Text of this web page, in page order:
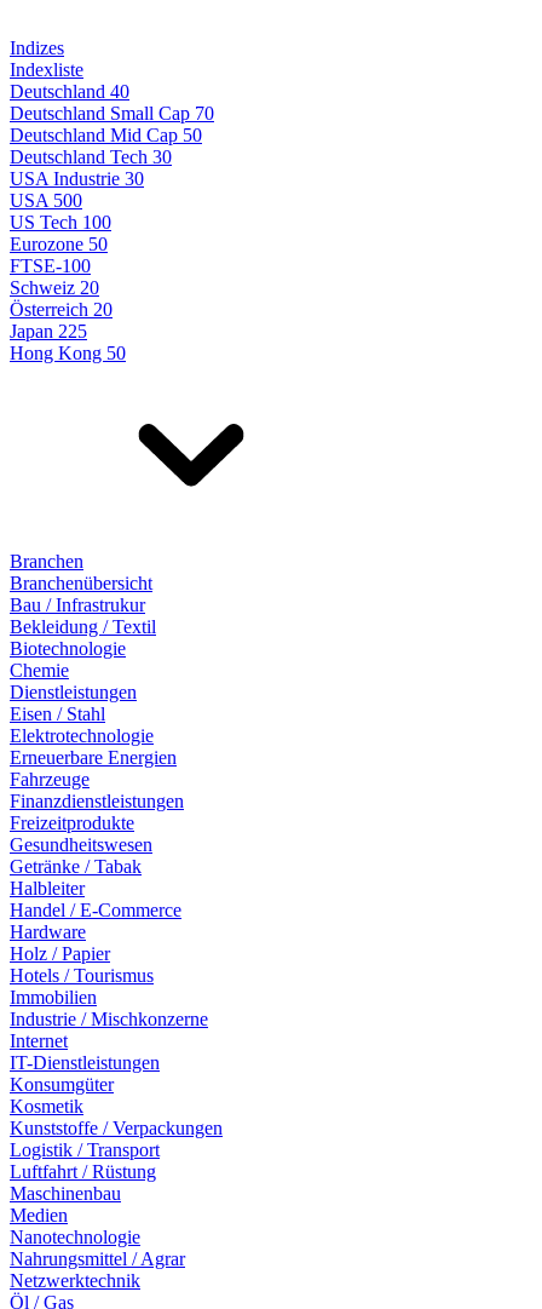
Indizes
Indexliste
Deutschland 40
Deutschland Small Cap 70
Deutschland Mid Cap 50
Deutschland Tech 30
USA Industrie 30
USA 500
US Tech 100
Eurozone 50
FTSE-100
Schweiz 20
Österreich 20
Japan 225
Hong Kong 50
Branchen
Branchenübersicht
Bau / Infrastrukur
Bekleidung / Textil
Biotechnologie
Chemie
Dienstleistungen
Eisen / Stahl
Elektrotechnologie
Erneuerbare Energien
Fahrzeuge
Finanzdienstleistungen
Freizeitprodukte
Gesundheitswesen
Getränke / Tabak
Halbleiter
Handel / E-Commerce
Hardware
Holz / Papier
Hotels / Tourismus
Immobilien
Industrie / Mischkonzerne
Internet
IT-Dienstleistungen
Konsumgüter
Kosmetik
Kunststoffe / Verpackungen
Logistik / Transport
Luftfahrt / Rüstung
Maschinenbau
Medien
Nanotechnologie
Nahrungsmittel / Agrar
Netzwerktechnik
Öl / Gas